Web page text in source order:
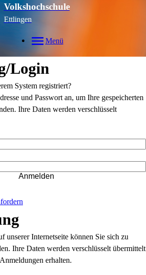
Volkshochschule
Ettlingen
Menü
Login
System registriert?
und Passwort an, um Ihre gespeicherten
Ihre Daten werden verschlüsselt
Anmelden
unserer Internetseite können Sie sich zu
Ihre Daten werden verschlüsselt übermittelt
erhalten.